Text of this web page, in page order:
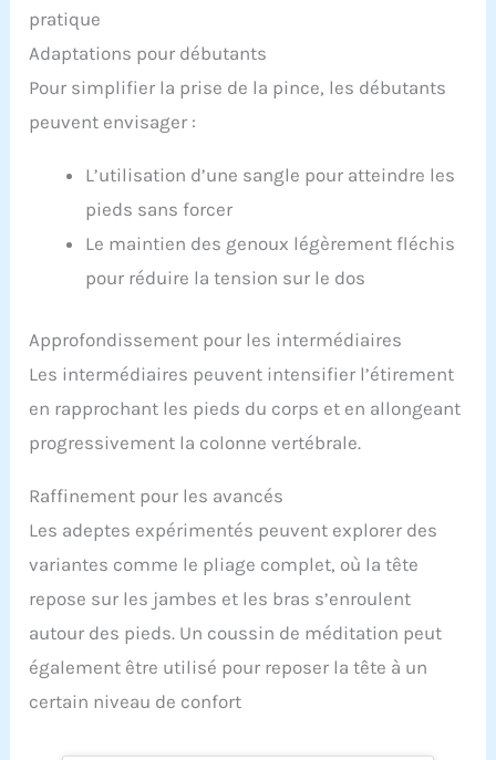
pratique
Adaptations pour débutants
Pour simplifier la prise de la pince, les débutants
peuvent envisager :
L’utilisation d’une sangle pour atteindre les
pieds sans forcer
Le maintien des genoux légèrement fléchis
pour réduire la tension sur le dos
Approfondissement pour les intermédiaires
Les intermédiaires peuvent intensifier l’étirement
en rapprochant les pieds du corps et en allongeant
progressivement la colonne vertébrale.
Raffinement pour les avancés
Les adeptes expérimentés peuvent explorer des
variantes comme le pliage complet, où la tête
repose sur les jambes et les bras s’enroulent
autour des pieds. Un coussin de méditation peut
également être utilisé pour reposer la tête à un
certain niveau de confort